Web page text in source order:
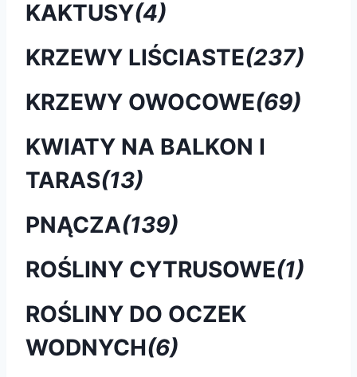
KAKTUSY(4)
KRZEWY LIŚCIASTE(237)
KRZEWY OWOCOWE(69)
KWIATY NA BALKON I
TARAS(13)
PNĄCZA(139)
ROŚLINY CYTRUSOWE(1)
ROŚLINY DO OCZEK
WODNYCH(6)